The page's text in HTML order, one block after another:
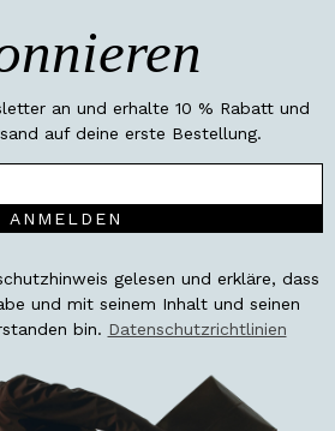
an und erhalte 10 % Rabatt und
auf deine erste Bestellung.
ANMELDEN
gelesen und erkläre, dass
und mit seinem Inhalt und seinen
bin. Datenschutzrichtlinien